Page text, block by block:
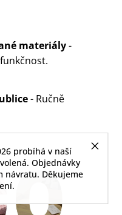
probíhá v naší
Objednávky
návratu. Děkujeme
materiály-
- Ručně